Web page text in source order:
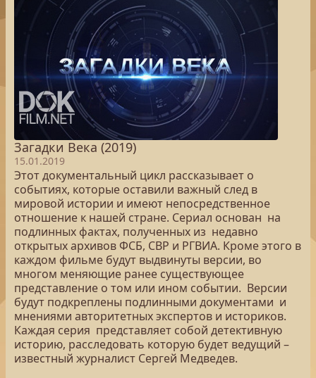
Загадки Века (2019)
15.01.2019
Этот документальный цикл рассказывает о
событиях, которые оставили важный след в
мировой истории и имеют непосредственное
отношение к нашей стране. Сериал основан на
подлинных фактах, полученных из недавно
открытых архивов ФСБ, СВР и РГВИА. Кроме этого в
каждом фильме будут выдвинуты версии, во
многом меняющие ранее существующее
представление о том или ином событии. Версии
будут подкреплены подлинными документами и
мнениями авторитетных экспертов и историков.
Каждая серия представляет собой детективную
историю, расследовать которую будет ведущий –
известный журналист Сергей Медведев.